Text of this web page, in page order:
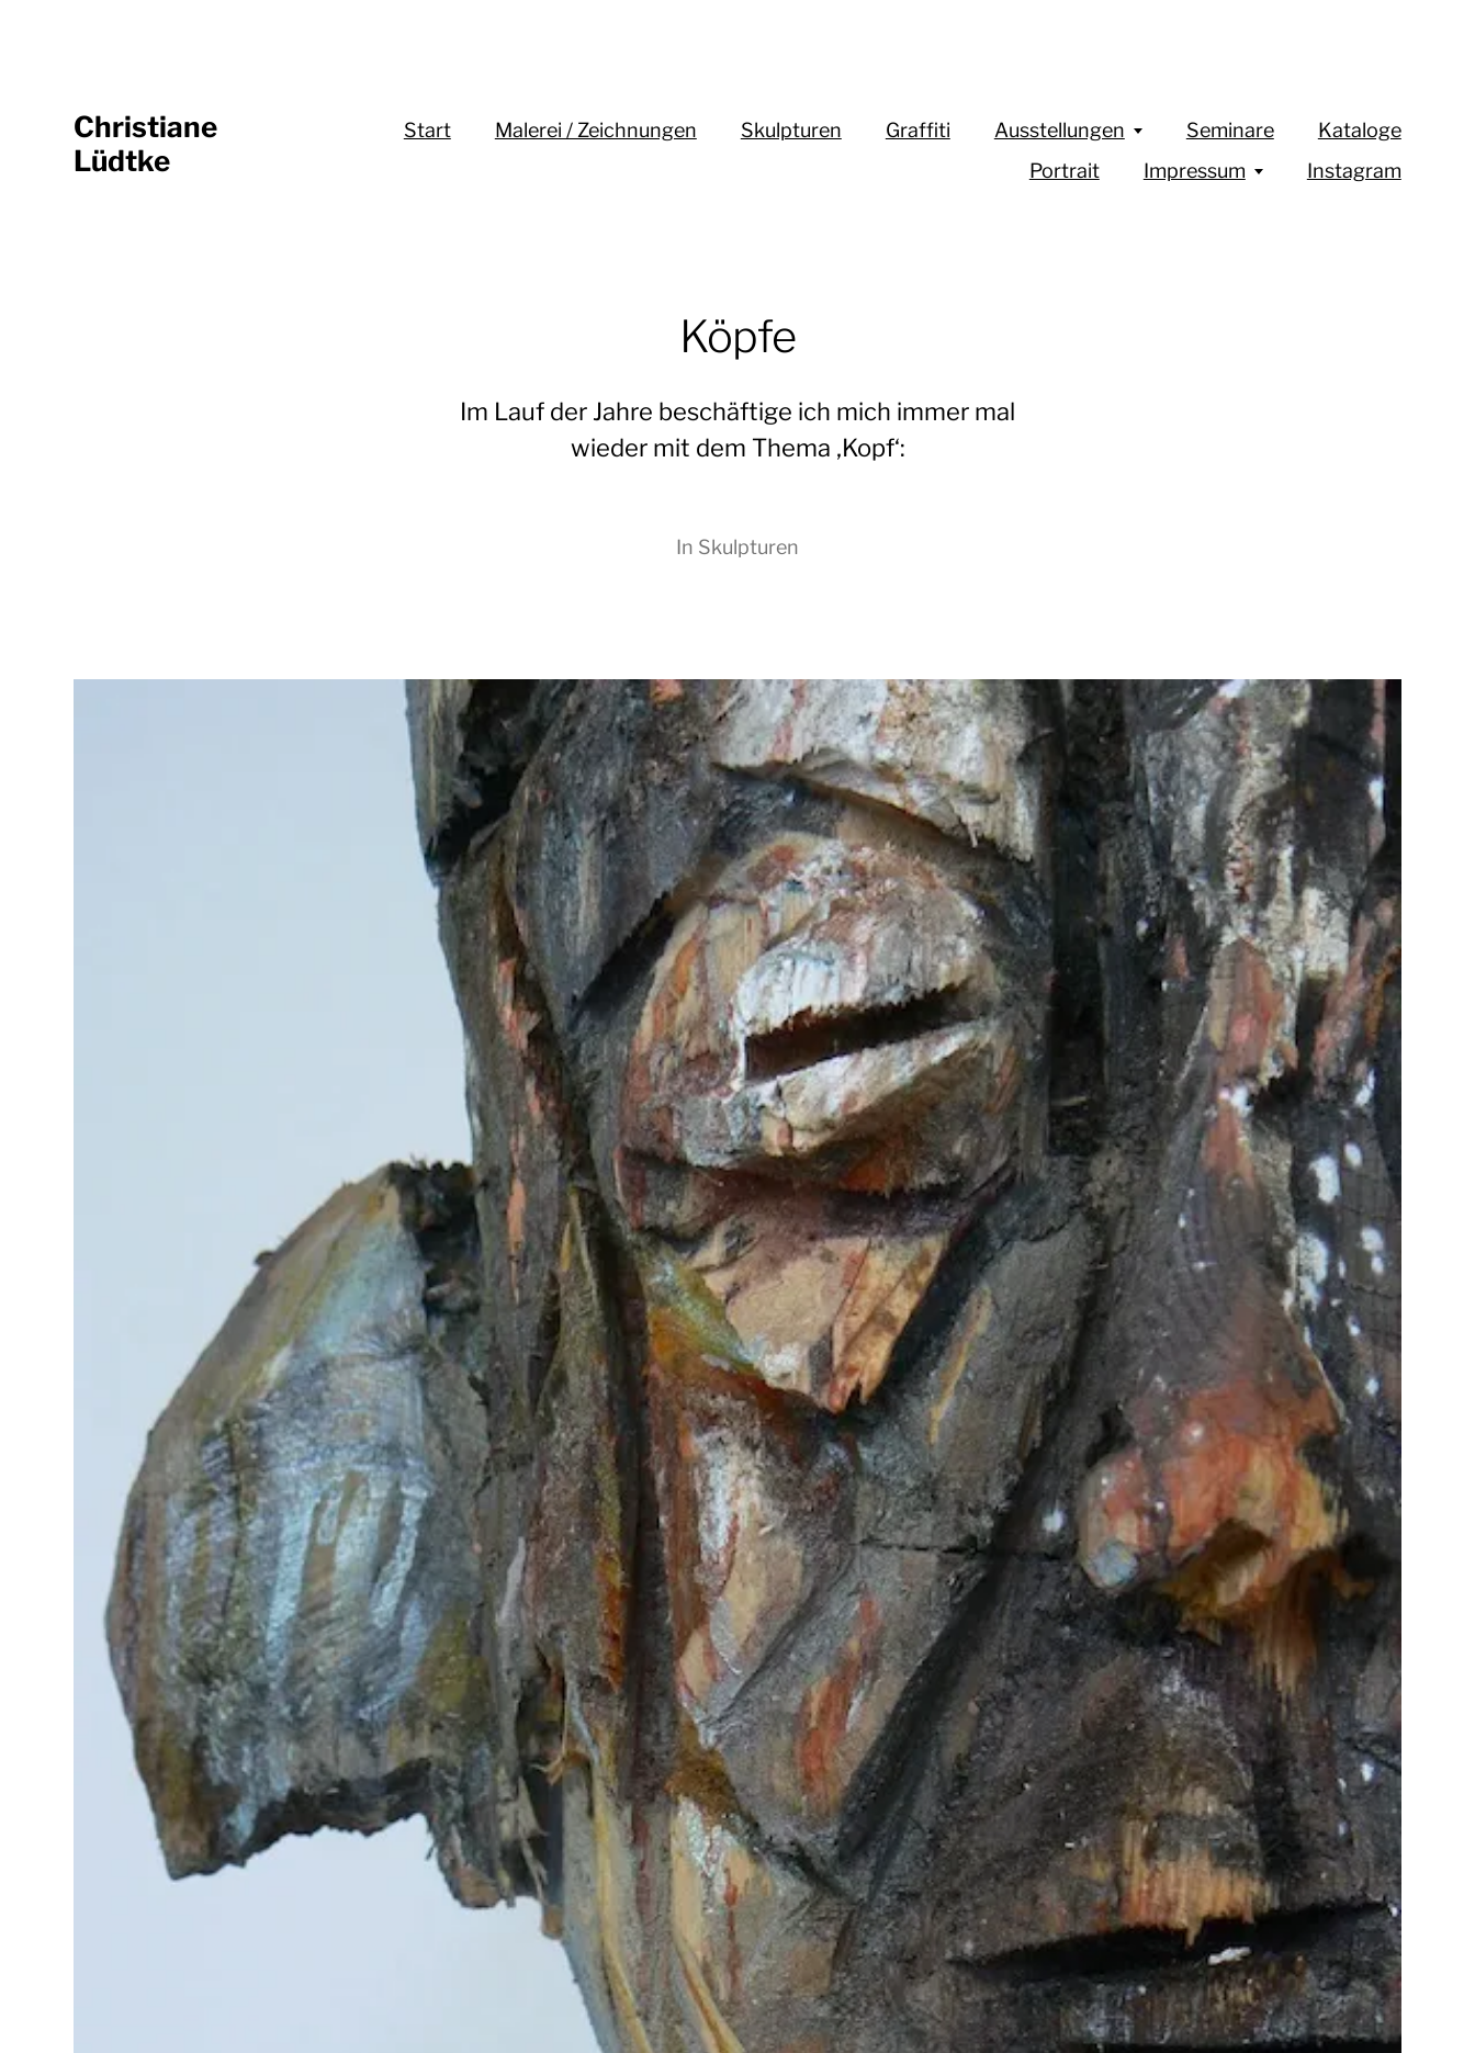
Christiane
Lüdtke
Start Malerei / Zeichnungen Skulpturen Graffiti Ausstellungen Seminare
Kataloge
Portrait
Impressum Instagram
Köpfe
Im Lauf der Jahre beschäftige ich mich immer mal
wieder mit dem Thema ‚Kopf‘:
In Skulpturen